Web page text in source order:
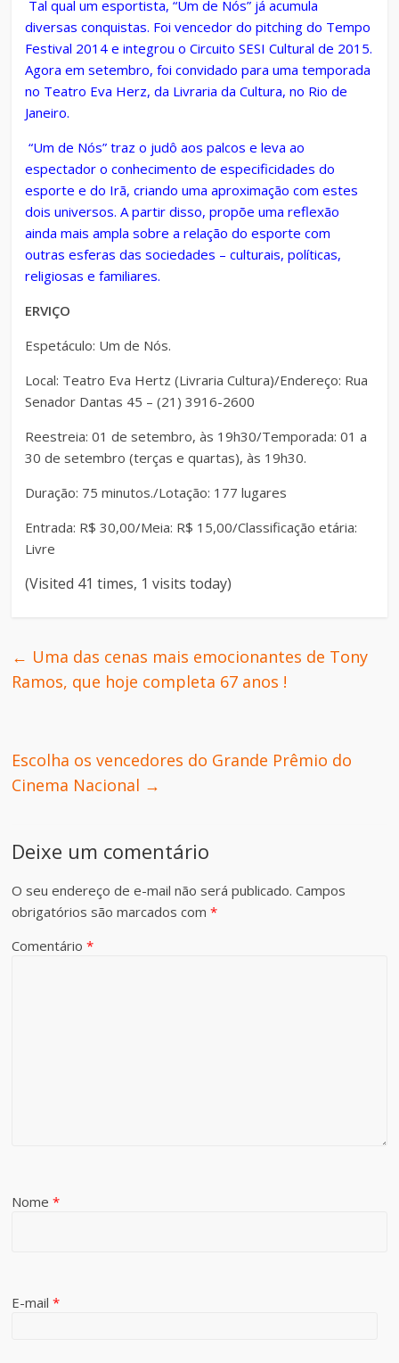
Tal qual um esportista, “Um de Nós” já acumula
diversas conquistas. Foi vencedor do pitching do Tempo
Festival 2014 e integrou o Circuito SESI Cultural de 2015.
Agora em setembro, foi convidado para uma temporada
no Teatro Eva Herz, da Livraria da Cultura, no Rio de
Janeiro.
“Um de Nós” traz o judô aos palcos e leva ao
espectador o conhecimento de especificidades do
esporte e do Irã, criando uma aproximação com estes
dois universos. A partir disso, propõe uma reflexão
ainda mais ampla sobre a relação do esporte com
outras esferas das sociedades – culturais, políticas,
religiosas e familiares.
ERVIÇO
Espetáculo: Um de Nós.
Local: Teatro Eva Hertz (Livraria Cultura)/Endereço: Rua
Senador Dantas 45 – (21) 3916-2600
Reestreia: 01 de setembro, às 19h30/Temporada: 01 a
30 de setembro (terças e quartas), às 19h30.
Duração: 75 minutos./Lotação: 177 lugares
Entrada: R$ 30,00/Meia: R$ 15,00/Classificação etária:
Livre
(Visited 41 times, 1 visits today)
← Uma das cenas mais emocionantes de Tony
Ramos, que hoje completa 67 anos !
Escolha os vencedores do Grande Prêmio do
Cinema Nacional →
Deixe um comentário
O seu endereço de e-mail não será publicado. Campos
obrigatórios são marcados com*
Comentário*
Nome*
E-mail*